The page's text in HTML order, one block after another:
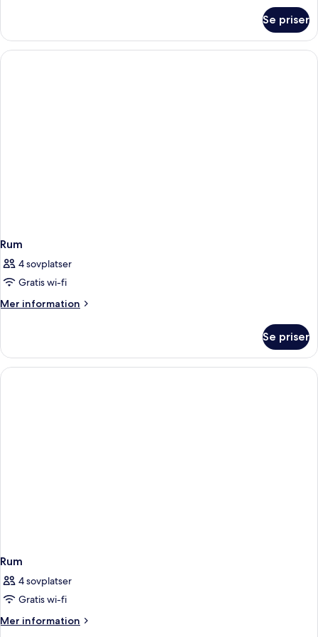
SEA
VIEW
ROOM
Se priser
Rum
4 sovplatser
Gratis wi-fi
Mer information
Mer
Se priser
Rum
4 sovplatser
Gratis wi-fi
Mer information
Mer